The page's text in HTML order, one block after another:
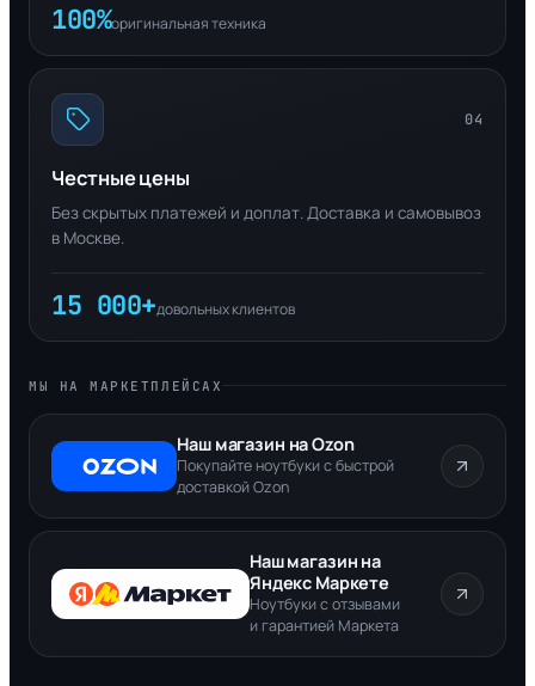
100%оригинальная техника
04
Честные цены
Без скрытых платежей и доплат. Доставка и самовывоз
в Москве.
15 000+довольных клиентов
МЫ НА МАРКЕТПЛЕЙСАХ
Наш магазин на Ozon
Покупайте ноутбуки с быстрой
доставкой Ozon
Наш магазин на
Яндекс Маркете
Ноутбуки с отзывами
и гарантией Маркета